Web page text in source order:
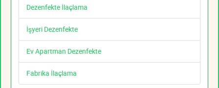
Dezenfekte İlaçlama
İşyeri Dezenfekte
Ev Apartman Dezenfekte
Fabrika İlaçlama